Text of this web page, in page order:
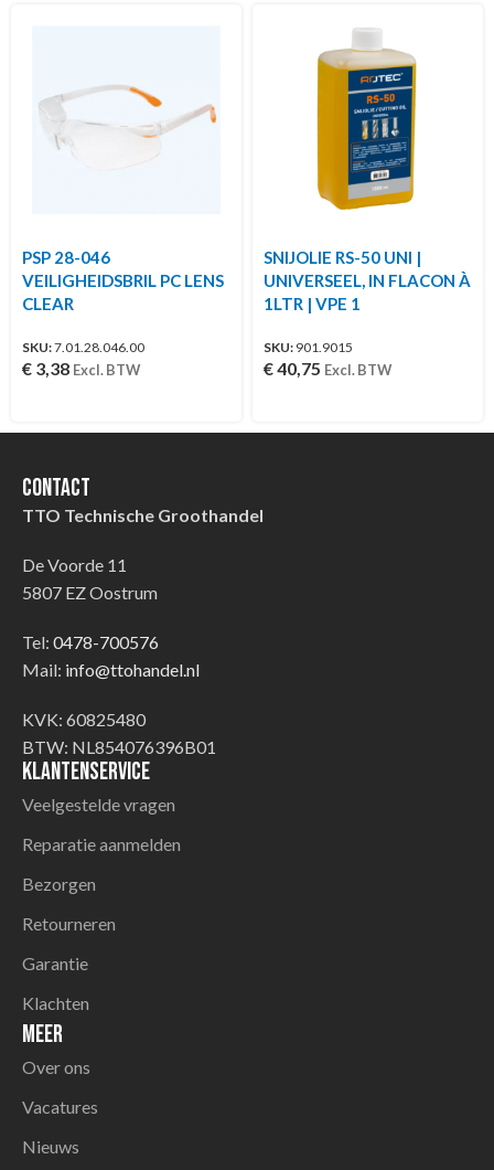
PSP 28-046
VEILIGHEIDSBRIL PC LENS
CLEAR
SKU:7.01.28.046.00
€ 3,38 Excl. BTW
SNIJOLIE RS-50 UNI |
UNIVERSEEL, IN FLACON À
1LTR | VPE 1
SKU: 901.9015
€40,75 Excl. BTW
Contact
TTO Technische Groothandel
De Voorde 11
5807 EZ Oostrum
Tel: 0478-700576
Mail: info@ttohandel.nl
KVK: 60825480
BTW: NL854076396B01
Klantenservice
Veelgestelde vragen
Reparatie aanmelden
Bezorgen
Retourneren
Garantie
Klachten
Meer
Over ons
Vacatures
Nieuws